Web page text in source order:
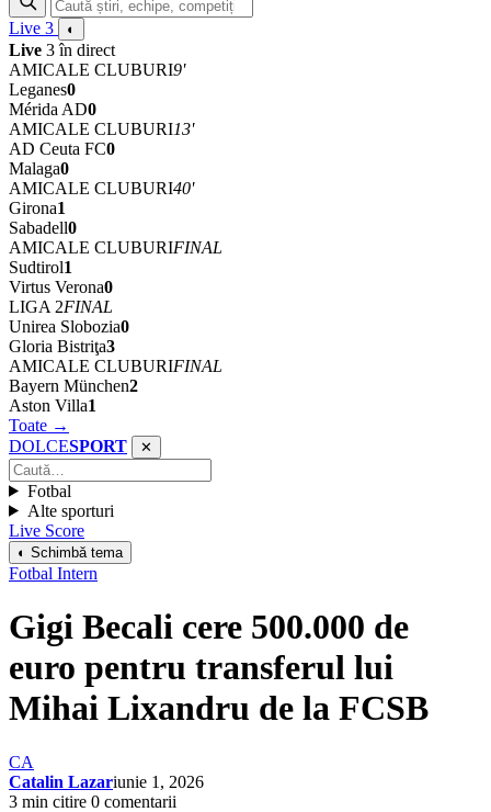
Live 3 ◐
Live 3 în direct
AMICALE CLUBURI9'
Leganes0
Mérida AD0
AMICALE CLUBURI13'
AD Ceuta FC0
Malaga0
AMICALE CLUBURI40'
Girona1
Sabadell0
AMICALE CLUBURIFINAL
Sudtirol1
Virtus Verona0
LIGA 2FINAL
Unirea Slobozia0
Gloria Bistriţa3
AMICALE CLUBURIFINAL
Bayern München2
Aston Villa1
Toate →
DOLCESPORT ✕
Fotbal
Alte sporturi
Live Score
◐ Schimbă tema
Fotbal Intern
Gigi Becali cere 500.000 de
euro pentru transferul lui
Mihai Lixandru de la FCSB
CA
Catalin Lazariunie 1, 2026
3 min citire 0 comentarii